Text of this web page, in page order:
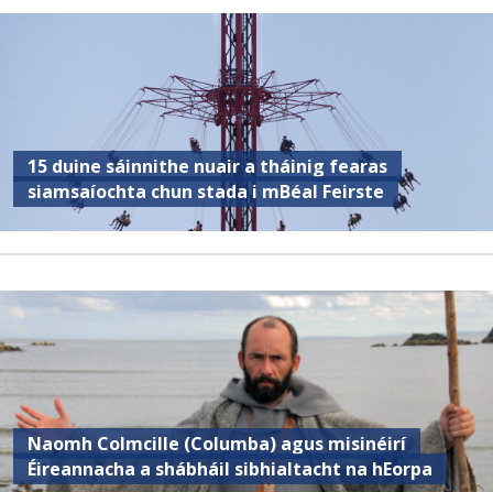
15 duine sáinnithe nuair a tháinig fearas
siamsaíochta chun stada i mBéal Feirste
Naomh Colmcille (Columba) agus misinéirí
Éireannacha a shábháil sibhialtacht na hEorpa